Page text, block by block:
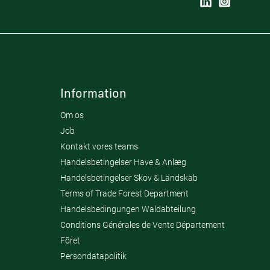
Information
Om os
Job
Kontakt vores teams
Handelsbetingelser Have & Anlæg
Handelsbetingelser Skov & Landskab
Terms of Trade Forest Department
Handelsbedingungen Waldabteilung
Conditions Générales de Vente Département
Fôret
Persondatapolitik